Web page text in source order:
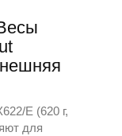
E (620 г,
для